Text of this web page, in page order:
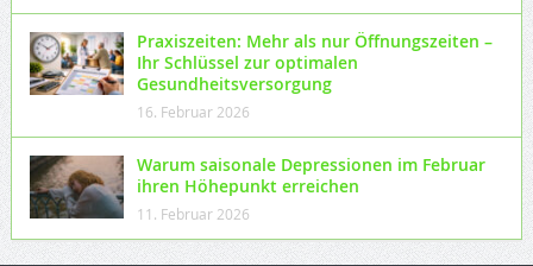
Praxiszeiten: Mehr als nur Öffnungszeiten –
Ihr Schlüssel zur optimalen
Gesundheitsversorgung
16. Februar 2026
Warum saisonale Depressionen im Februar
ihren Höhepunkt erreichen
11. Februar 2026